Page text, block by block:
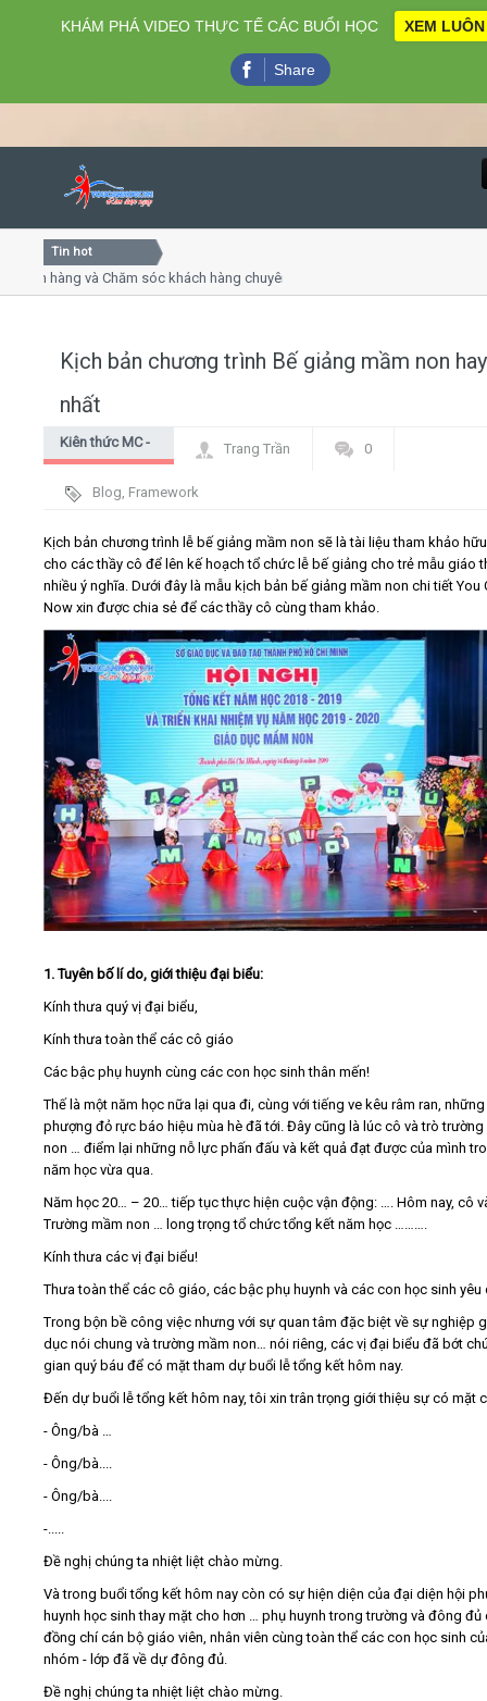
Close
Home
Video
Kiến thức
Liên hệ - Đăng ký
Tìm kiếm
Tin hot
và Chăm sóc khách hàng chuyên nghiệp
Kịch bản chương trình Bế giảng mầm non hay
nhất
Kiên thức MC -
trình
Trang Trần 0
Blog, Framework
Kịch bản chương trình lễ bế giảng mầm non sẽ là tài liệu tham khảo
cho các thầy cô để lên kế hoạch tổ chức lễ bế giảng cho trẻ mẫu giáo
nhiều ý nghĩa. Dưới đây là mẫu kịch bản bế giảng mầm non chi tiết You
Now xin được chia sẻ để các thầy cô cùng tham khảo.
1. Tuyên bố lí do, giới thiệu đại biểu:
Kính thưa quý vị đại biểu,
Kính thưa toàn thể các cô giáo
Các bậc phụ huynh cùng các con học sinh thân mến!
Thế là một năm học nữa lại qua đi, cùng với tiếng ve kêu râm ran,
phượng đỏ rực báo hiệu mùa hè đã tới. Đây cũng là lúc cô và trò trường
non … điểm lại những nỗ lực phấn đấu và kết quả đạt được của mình
năm học vừa qua.
Năm học 20… – 20… tiếp tục thực hiện cuộc vận động: …. Hôm nay, cô
Trường mầm non … long trọng tổ chức tổng kết năm học ……….
Kính thưa các vị đại biểu!
Thưa toàn thể các cô giáo, các bậc phụ huynh và các con học sinh yêu
Trong bộn bề công việc nhưng với sự quan tâm đặc biệt về sự nghiệp
dục nói chung và trường mầm non… nói riêng, các vị đại biểu đã bớt
gian quý báu để có mặt tham dự buổi lễ tổng kết hôm nay.
Đến dự buổi lễ tổng kết hôm nay, tôi xin trân trọng giới thiệu sự có mặt
- Ông/bà …
- Ông/bà....
- Ông/bà....
-.....
Đề nghị chúng ta nhiệt liệt chào mừng.
Và trong buổi tổng kết hôm nay còn có sự hiện diện của đại diện hội
huynh học sinh thay mặt cho hơn … phụ huynh trong trường và đông đủ
đồng chí cán bộ giáo viên, nhân viên cùng toàn thể các con học sinh
nhóm - lớp đã về dự đông đủ.
Đề nghị chúng ta nhiệt liệt chào mừng.
KHÁM PHÁ VIDEO THỰC TẾ CÁC BUỔI HỌC XEM LUÔN
Share